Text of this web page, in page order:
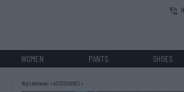
WOMEN PANTS SHOES
Big Lebowski >ACCESSOIRES>